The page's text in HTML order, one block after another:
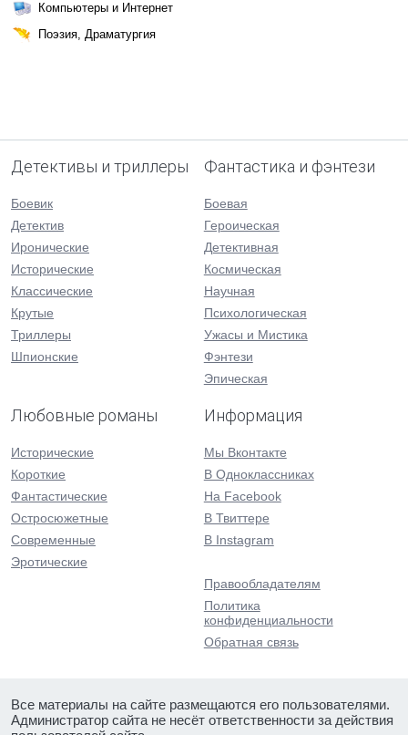
Компьютеры и Интернет
Поэзия, Драматургия
Детективы и триллеры
Боевик
Детектив
Иронические
Исторические
Классические
Крутые
Триллеры
Шпионские
Фантастика и фэнтези
Боевая
Героическая
Детективная
Космическая
Научная
Психологическая
Ужасы и Мистика
Фэнтези
Эпическая
Любовные романы
Исторические
Короткие
Фантастические
Остросюжетные
Современные
Эротические
Информация
Мы Вконтакте
В Одноклассниках
На Facebook
В Твиттере
В Instagram
Правообладателям
Политика
конфиденциальности
Обратная связь
Все материалы на сайте размещаются его пользователями.
Администратор сайта не несёт ответственности за действия